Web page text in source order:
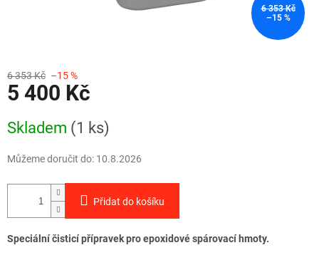
6 353 Kč
–15 %
6 353 Kč –15 %
5 400 Kč
cena:
Skladem (1 ks)
Můžeme doručit do: 10.8.2026
Přidat do košíku
Speciální čisticí přípravek pro epoxidové spárovací hmoty.